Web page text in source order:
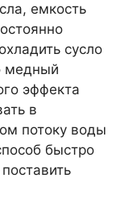
емкость
сусло
медный
эффекта
в
потоку воды
быстро